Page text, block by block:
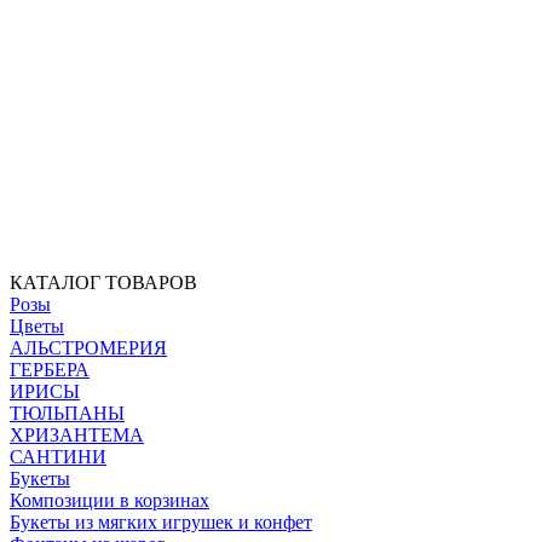
КАТАЛОГ ТОВАРОВ
Розы
Цветы
АЛЬСТРОМЕРИЯ
ГЕРБЕРА
ИРИСЫ
ТЮЛЬПАНЫ
ХРИЗАНТЕМА
САНТИНИ
Букеты
Композиции в корзинах
Букеты из мягких игрушек и конфет